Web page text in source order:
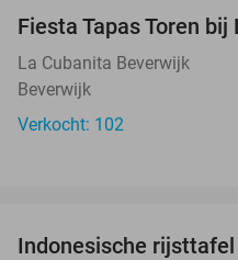
Fiesta Tapas Toren bij
La Cubanita Beverwijk
Beverwijk
Verkocht: 102
Indonesische rijsttafel